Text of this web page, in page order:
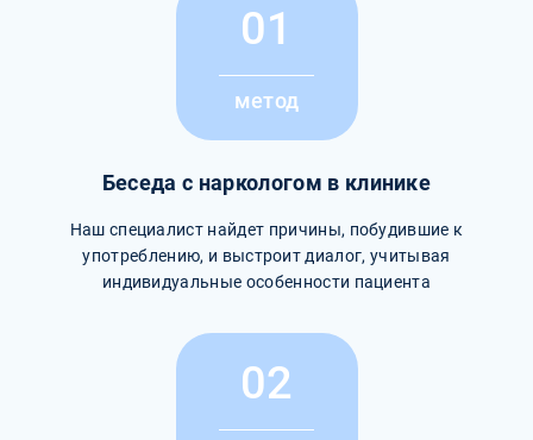
01
метод
Беседа с наркологом в клинике
Наш специалист найдет причины, побудившие к
употреблению, и выстроит диалог, учитывая
индивидуальные особенности пациента
02